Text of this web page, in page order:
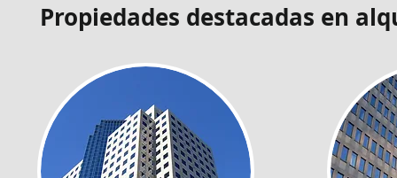
​Propiedades destacadas en